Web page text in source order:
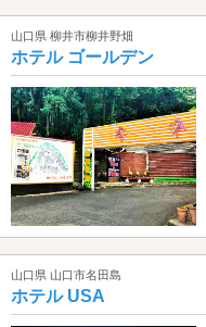
山口県 柳井市柳井野畑
ホテル ゴールデン
山口県 山口市名田島
ホテル USA